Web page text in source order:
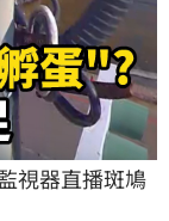
視器直播斑鳩